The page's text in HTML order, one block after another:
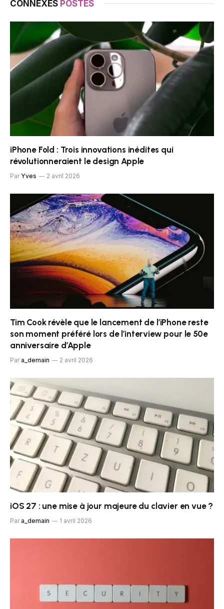
CONNEXES POSTES
iPhone Fold : Trois innovations inédites qui
révolutionneraient le design Apple
Par Yves 2 avril 2026
Tim Cook révèle que le lancement de l’iPhone reste
son moment préféré lors de l’interview pour le 50e
anniversaire d’Apple
Par a_demain 2 avril 2026
iOS 27 : une mise à jour majeure du clavier en vue ?
Par a_demain 1 avril 2026